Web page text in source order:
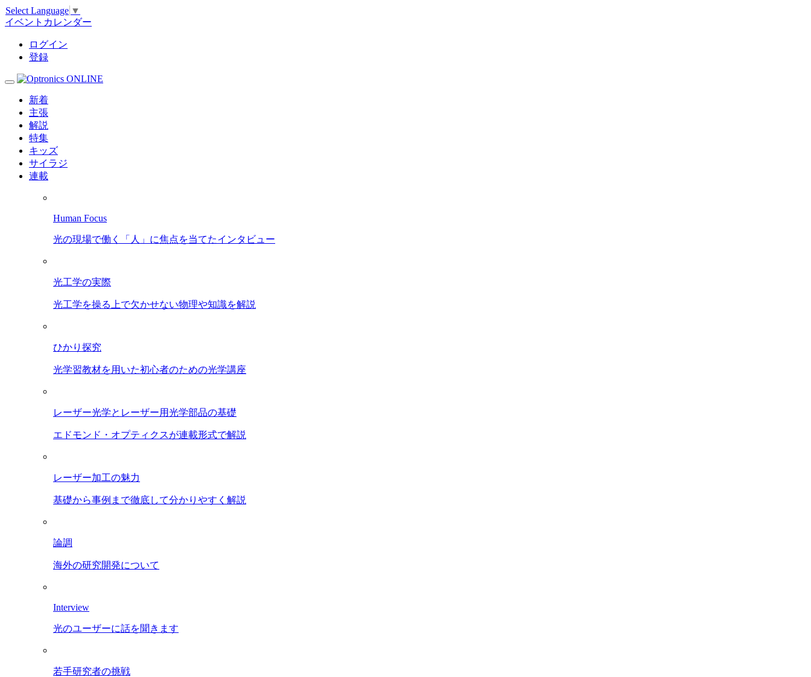
Select Language ▼
イベントカレンダー
ログイン
登録
新着
主張
解説
特集
キッズ
サイラジ
連載
Human Focus
光の現場で働く「人」に焦点を当てたインタビュー
光工学の実際
光工学を操る上で欠かせない物理や知識を解説
ひかり探究
光学習教材を用いた初心者のための光学講座
レーザー光学とレーザー用光学部品の基礎
エドモンド・オプティクスが連載形式で解説
レーザー加工の魅力
基礎から事例まで徹底して分かりやすく解説
論調
海外の研究開発について
Interview
光のユーザーに話を聞きます
若手研究者の挑戦